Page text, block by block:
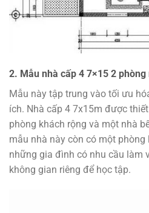
2. Mẫu nhà cấp 4 7×15 2 phòng
Mẫu này tập trung vào tối ưu
ích. Nhà cấp 4 7x15m được
phòng khách rộng và một nhà
mẫu nhà này còn có một
những gia đình có nhu cầu làm
không gian riêng để học tập.